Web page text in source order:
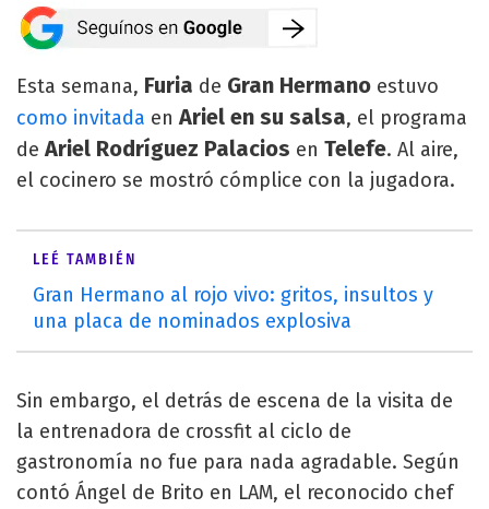
Esta semana, Furia de Gran Hermano estuvo
como invitada enAriel en su salsa, el programa
de Ariel Rodríguez Palacios en Telefe. Al aire,
el cocinero se mostró cómplice con la jugadora.
LEÉ TAMBIÉN
Gran Hermano al rojo vivo: gritos, insultos y
una placa de nominados explosiva
Sin embargo, el detrás de escena de la visita de
la entrenadora de crossfit al ciclo de
gastronomía no fue para nada agradable. Según
contó Ángel de Brito en LAM, el reconocido chef